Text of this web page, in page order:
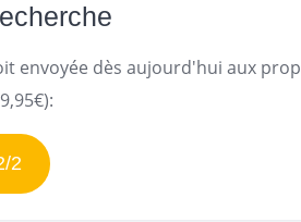
envoyée dès aujourd'hui aux
2